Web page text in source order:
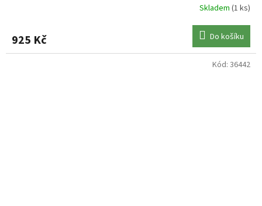
Skladem (1 ks)
925 Kč Do košíku
Kód: 36442